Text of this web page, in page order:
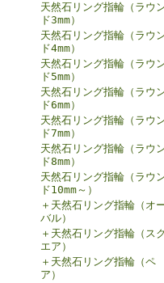
天然石リング指輪（ラウ
ド3mm）
天然石リング指輪（ラウ
ド4mm）
天然石リング指輪（ラウ
ド5mm）
天然石リング指輪（ラウ
ド6mm）
天然石リング指輪（ラウ
ド7mm）
天然石リング指輪（ラウ
ド8mm）
天然石リング指輪（ラウ
ド10mm～）
＋天然石リング指輪（オ
バル）
＋天然石リング指輪（スク
エア）
＋天然石リング指輪（ペ
ア）